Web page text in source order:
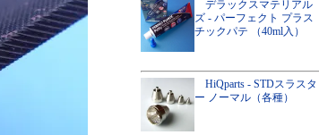
デラックスマテリアル
ズ - パーフェクト プラス
チックパテ （40ml入）
HiQparts - STDスラスタ
ー ノーマル（各種）